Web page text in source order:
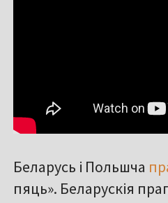
Беларусь і Польшча
пяць». Беларускія